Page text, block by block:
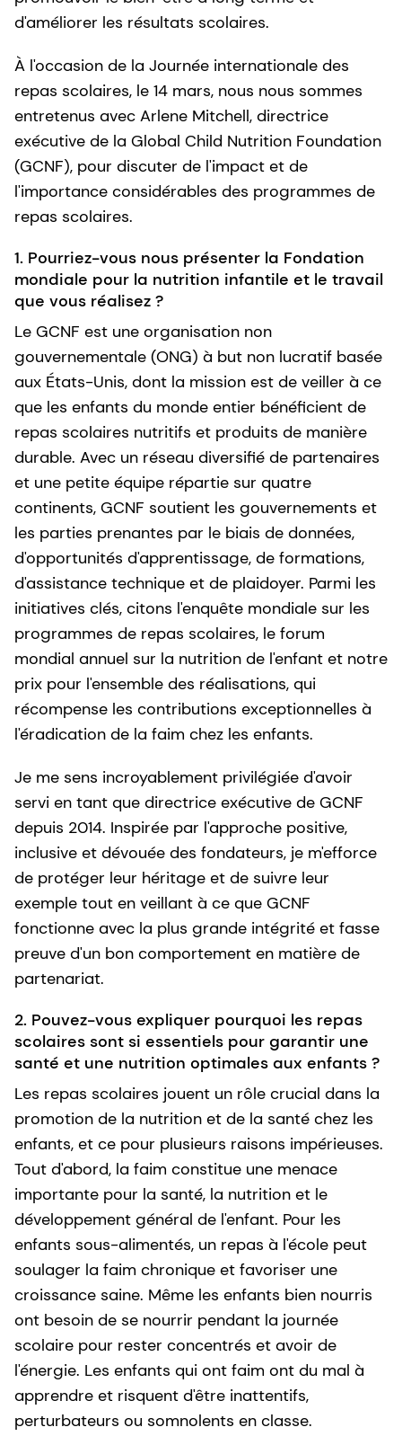
d'améliorer les résultats scolaires.
À l'occasion de la Journée internationale des
repas scolaires, le 14 mars, nous nous sommes
entretenus avec Arlene Mitchell, directrice
exécutive de la Global Child Nutrition Foundation
(GCNF), pour discuter de l'impact et de
l'importance considérables des programmes de
repas scolaires.
1. Pourriez-vous nous présenter la Fondation
mondiale pour la nutrition infantile et le travail
que vous réalisez ?
Le GCNF est une organisation non
gouvernementale (ONG) à but non lucratif basée
aux États-Unis, dont la mission est de veiller à ce
que les enfants du monde entier bénéficient de
repas scolaires nutritifs et produits de manière
durable. Avec un réseau diversifié de partenaires
et une petite équipe répartie sur quatre
continents, GCNF soutient les gouvernements et
les parties prenantes par le biais de données,
d'opportunités d'apprentissage, de formations,
d'assistance technique et de plaidoyer. Parmi les
initiatives clés, citons l'enquête mondiale sur les
programmes de repas scolaires, le forum
mondial annuel sur la nutrition de l'enfant et notre
prix pour l'ensemble des réalisations, qui
récompense les contributions exceptionnelles à
l'éradication de la faim chez les enfants.
Je me sens incroyablement privilégiée d'avoir
servi en tant que directrice exécutive de GCNF
depuis 2014. Inspirée par l'approche positive,
inclusive et dévouée des fondateurs, je m'efforce
de protéger leur héritage et de suivre leur
exemple tout en veillant à ce que GCNF
fonctionne avec la plus grande intégrité et fasse
preuve d'un bon comportement en matière de
partenariat.
2. Pouvez-vous expliquer pourquoi les repas
scolaires sont si essentiels pour garantir une
santé et une nutrition optimales aux enfants ?
Les repas scolaires jouent un rôle crucial dans la
promotion de la nutrition et de la santé chez les
enfants, et ce pour plusieurs raisons impérieuses.
Tout d'abord, la faim constitue une menace
importante pour la santé, la nutrition et le
développement général de l'enfant. Pour les
enfants sous-alimentés, un repas à l'école peut
soulager la faim chronique et favoriser une
croissance saine. Même les enfants bien nourris
ont besoin de se nourrir pendant la journée
scolaire pour rester concentrés et avoir de
l'énergie. Les enfants qui ont faim ont du mal à
apprendre et risquent d'être inattentifs,
perturbateurs ou somnolents en classe.